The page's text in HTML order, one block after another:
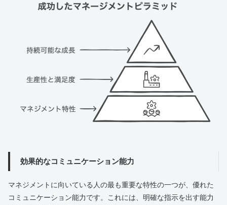
効果的なコミュニケーション能力
マネジメントに向いている人の最も重要な特性の一つが、優れた
コミュニケーション能力です。これには、明確な指示を出す能力